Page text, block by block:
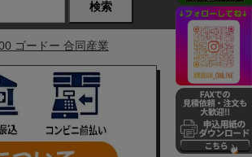
検索
ゴードー 合同産業